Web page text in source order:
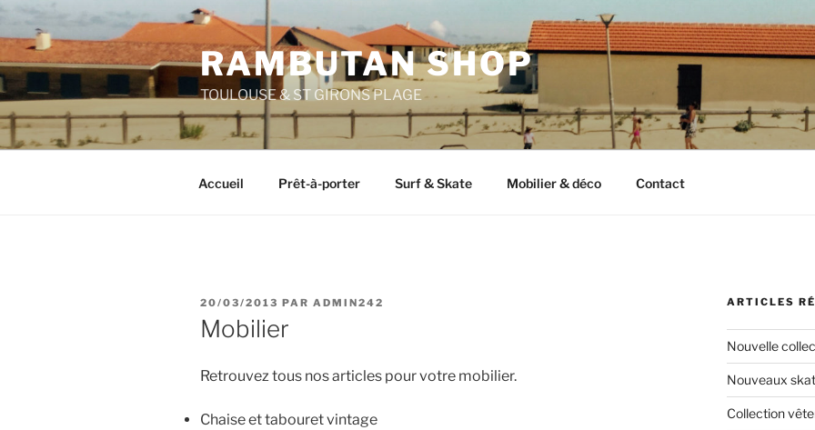
Aller
contenu
principal
RAMBUTAN SHOP
TOULOUSE & ST GIRONS PLAGE
Accueil Prêt-à-porter Surf & Skate Mobilier & déco Contact
PUBLIÉ
LE
20/03/2013 PAR ADMIN242
Mobilier
Retrouvez tous nos articles pour votre mobilier.
Chaise et tabouret vintage
ARTICLES
Nouvelle
Nouveaux
Collection